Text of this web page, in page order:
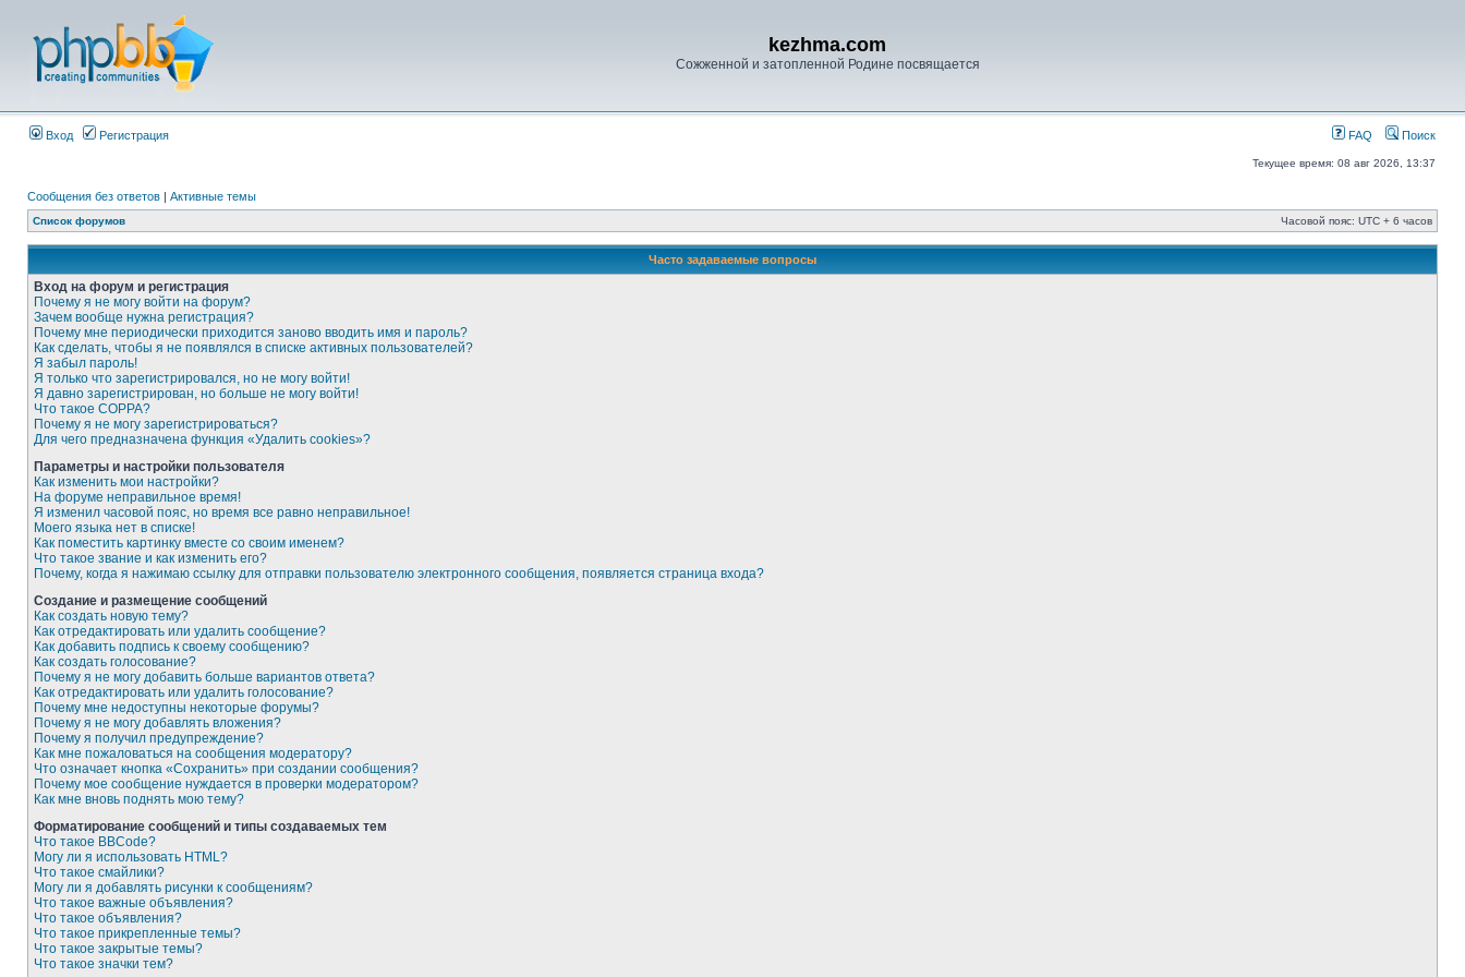
kezhma.com
Сожженной и затопленной Родине посвящается
Вход Регистрация FAQ Поиск
Текущее время: 08 авг 2026, 13:37
Сообщения без ответов | Активные темы
Список форумов Часовой пояс: UTC + 6 часов
Часто задаваемые вопросы
Вход на форум и регистрация
Почему я не могу войти на форум?
Зачем вообще нужна регистрация?
Почему мне периодически приходится заново вводить имя и пароль?
Как сделать, чтобы я не появлялся в списке активных пользователей?
Я забыл пароль!
Я только что зарегистрировался, но не могу войти!
Я давно зарегистрирован, но больше не могу войти!
Что такое COPPA?
Почему я не могу зарегистрироваться?
Для чего предназначена функция «Удалить cookies»?
Параметры и настройки пользователя
Как изменить мои настройки?
На форуме неправильное время!
Я изменил часовой пояс, но время все равно неправильное!
Моего языка нет в списке!
Как поместить картинку вместе со своим именем?
Что такое звание и как изменить его?
Почему, когда я нажимаю ссылку для отправки пользователю электронного сообщения, появляется страница входа?
Создание и размещение сообщений
Как создать новую тему?
Как отредактировать или удалить сообщение?
Как добавить подпись к своему сообщению?
Как создать голосование?
Почему я не могу добавить больше вариантов ответа?
Как отредактировать или удалить голосование?
Почему мне недоступны некоторые форумы?
Почему я не могу добавлять вложения?
Почему я получил предупреждение?
Как мне пожаловаться на сообщения модератору?
Что означает кнопка «Сохранить» при создании сообщения?
Почему мое сообщение нуждается в проверки модератором?
Как мне вновь поднять мою тему?
Форматирование сообщений и типы создаваемых тем
Что такое BBCode?
Могу ли я использовать HTML?
Что такое смайлики?
Могу ли я добавлять рисунки к сообщениям?
Что такое важные объявления?
Что такое объявления?
Что такое прикрепленные темы?
Что такое закрытые темы?
Что такое значки тем?